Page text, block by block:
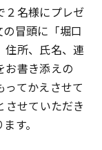
名様にプレゼ
冒頭に「堀口
住所、氏名、連
お書き添えの
てかえさせて
させていただき
す。